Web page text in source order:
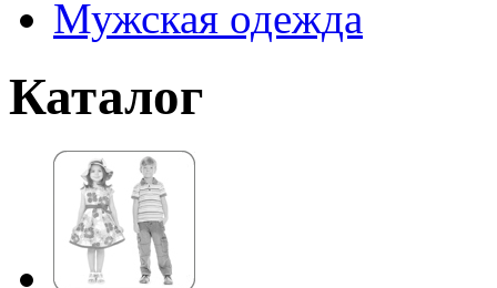
Мужская одежда
Каталог